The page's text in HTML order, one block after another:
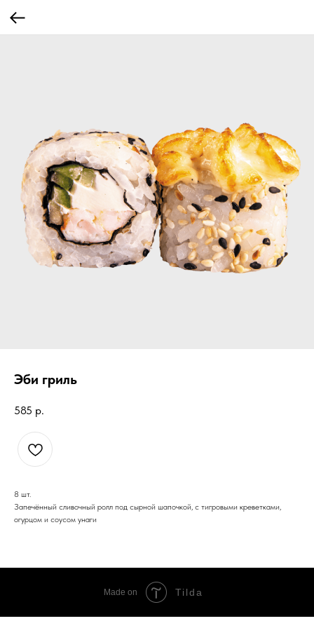
Эби гриль
585 р.
8 шт.
Запечённый сливочный ролл под сырной шапочкой, с тигровыми креветками,
огурцом и соусом унаги
Made on Tilda